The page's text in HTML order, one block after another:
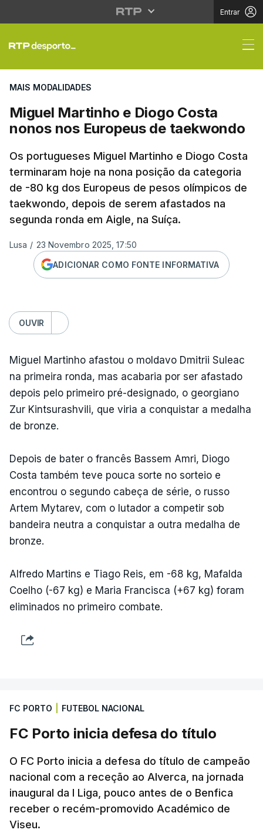
Entrar
Miguel Martinho e
MAIS MODALIDADES
Miguel Martinho e Diogo Costa
nonos nos Europeus de taekwondo
Os portugueses Miguel Martinho e Diogo Costa
terminaram hoje na nona posição da categoria
de -80 kg dos Europeus de pesos olímpicos de
taekwondo, depois de serem afastados na
segunda ronda em Aigle, na Suíça.
Lusa / 23 Novembro 2025, 17:50
ADICIONAR COMO FONTE INFORMATIVA
OUVIR
Miguel Martinho afastou o moldavo Dmitrii Suleac
na primeira ronda, mas acabaria por ser afastado
depois pelo primeiro pré-designado, o georgiano
Zur Kintsurashvili, que viria a conquistar a medalha
de bronze.
Depois de bater o francês Bassem Amri, Diogo
Costa também teve pouca sorte no sorteio e
encontrou o segundo cabeça de série, o russo
Artem Mytarev, com o lutador a competir sob
bandeira neutra a conquistar a outra medalha de
bronze.
Alfredo Martins e Tiago Reis, em -68 kg, Mafalda
Coelho (-67 kg) e Maria Francisca (+67 kg) foram
eliminados no primeiro combate.
FC PORTO FUTEBOL NACIONAL
FC Porto inicia defesa do título
O FC Porto inicia a defesa do título de campeão
nacional com a receção ao Alverca, na jornada
inaugural da I Liga, pouco antes de o Benfica
receber o recém-promovido Académico de
Viseu.